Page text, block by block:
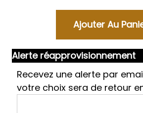
Alerte réapprovisionnement
Recevez une alerte par
votre choix sera de retour